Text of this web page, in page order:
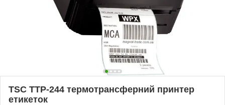
TSC TTP-244 термотрансферний принтер
етикеток